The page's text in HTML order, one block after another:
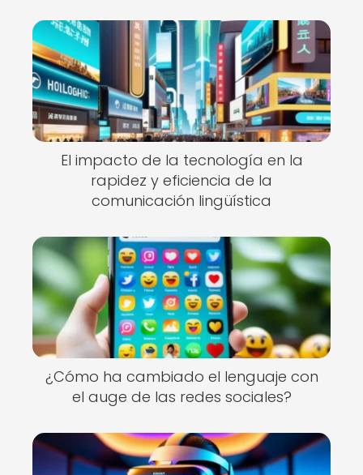
El impacto de la tecnología en la
rapidez y eficiencia de la
comunicación lingüística
¿Cómo ha cambiado el lenguaje con
el auge de las redes sociales?